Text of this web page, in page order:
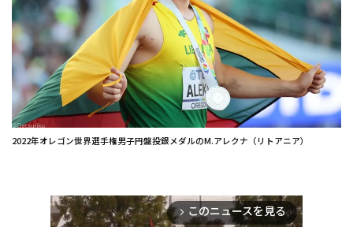
2022年オレゴン世界選手権男子円盤投銀メダルのM.アレクナ（リトアニア）
arrow_forward_ios このニュースを見る